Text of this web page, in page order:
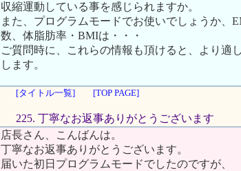
収縮運動している事を感じられますか。
また、プログラムモードでお使いでしょうか、
数、体脂肪率・BMIは・・・
ご質問時に、これらの情報も頂けると、より適
します。
[タイトル一覧] [TOP PAGE]
225. 丁寧なお返事ありがとうございます
店長さん、こんばんは。
丁寧なお返事ありがとうございます。
届いた初日プログラムモードでしたのですが、